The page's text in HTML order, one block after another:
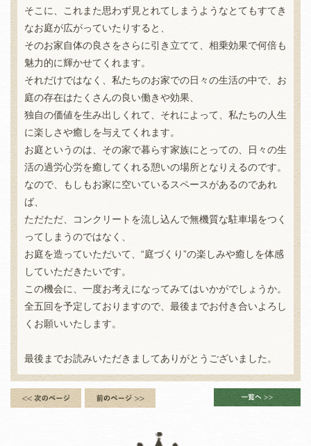
そこに、これまた思わず見とれてしまうようなとてもすてき
なお庭が広がっていたりすると、
そのお家自体の良さをさらに引き立てて、相乗効果で何倍も
魅力的に輝かせてくれます。
それだけではなく、私たちのお家での日々の生活の中で、お
庭の存在はたくさんの良い働きや効果、
独自の価値を生み出しくれて、それによって、私たちの人生
に楽しさや癒しを与えてくれます。
お庭というのは、その家で暮らす家族にとっての、日々の生
活の過労心労を癒してくれる憩いの場所となりえるのです。
なので、もしもお家に空いているスペースがあるのであれ
ば、
ただただ、コンクリートを流し込んで無機質な駐車場をつく
ってしまうのではなく、
お庭を造っていただいて、“庭づくり”の楽しみや癒しを体感
していただきたいです。
この機会に、一度お考えになってみてはいかがでしょうか。
全五回を予定しておりますので、最後までお付き合いよろし
くお願いいたします。
最後までお読みいただきましてありがとうございました。